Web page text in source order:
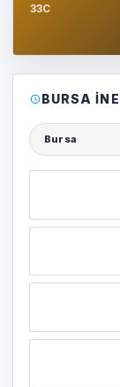
33C
BURSA
Şehir seçin